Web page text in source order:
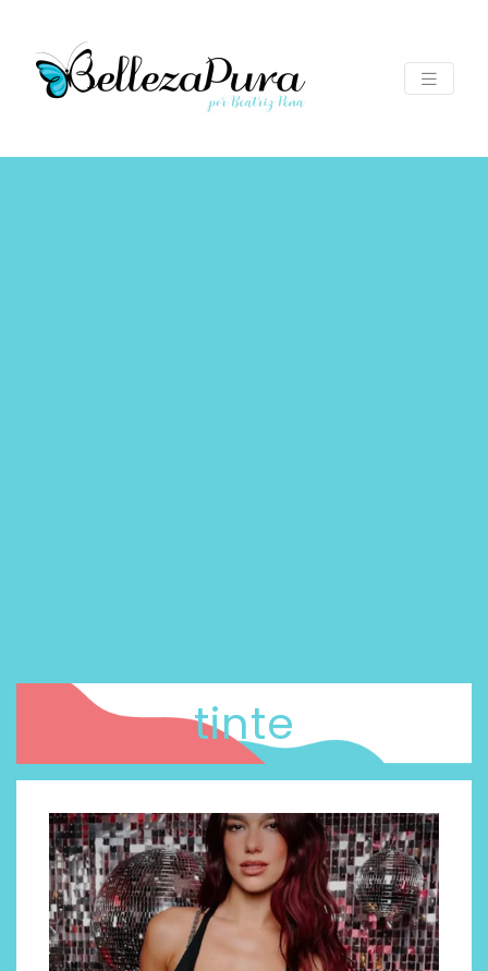
tinte